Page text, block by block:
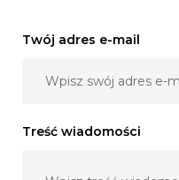
Twój adres e-mail
Treść wiadomości